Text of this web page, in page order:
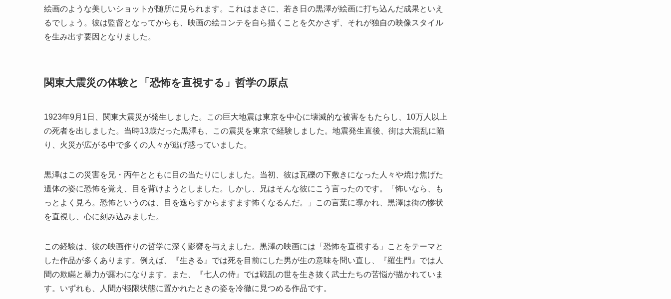
絵画のような美しいショットが随所に見られます。これはまさに、若き日の黒澤が絵画に打ち込んだ成果といえ
るでしょう。彼は監督となってからも、映画の絵コンテを自ら描くことを欠かさず、それが独自の映像スタイル
を生み出す要因となりました。
関東大震災の体験と「恐怖を直視する」哲学の原点
1923年9月1日、関東大震災が発生しました。この巨大地震は東京を中心に壊滅的な被害をもたらし、10万人以上
の死者を出しました。当時13歳だった黒澤も、この震災を東京で経験しました。地震発生直後、街は大混乱に陥
り、火災が広がる中で多くの人々が逃げ惑っていました。
黒澤はこの災害を兄・丙午とともに目の当たりにしました。当初、彼は瓦礫の下敷きになった人々や焼け焦げた
遺体の姿に恐怖を覚え、目を背けようとしました。しかし、兄はそんな彼にこう言ったのです。「怖いなら、も
っとよく見ろ。恐怖というのは、目を逸らすからますます怖くなるんだ。」この言葉に導かれ、黒澤は街の惨状
を直視し、心に刻み込みました。
この経験は、彼の映画作りの哲学に深く影響を与えました。黒澤の映画には「恐怖を直視する」ことをテーマと
した作品が多くあります。例えば、『生きる』では死を目前にした男が生の意味を問い直し、『羅生門』では人
間の欺瞞と暴力が露わになります。また、『七人の侍』では戦乱の世を生き抜く武士たちの苦悩が描かれていま
す。いずれも、人間が極限状態に置かれたときの姿を冷徹に見つめる作品です。